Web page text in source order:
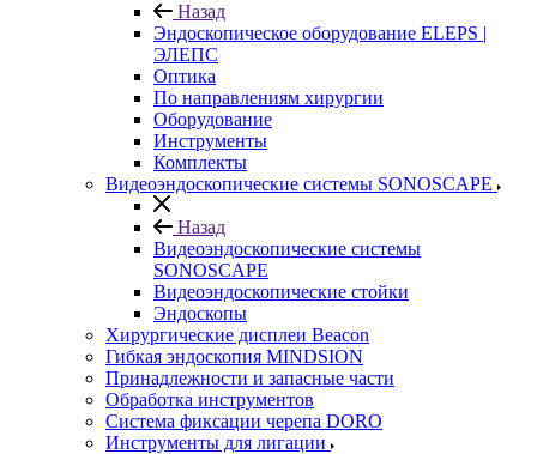
Назад
Эндоскопическое оборудование ELEPS |
ЭЛЕПС
Оптика
По направлениям хирургии
Оборудование
Инструменты
Комплекты
Видеоэндоскопические системы SONOSCAPE
Назад
Видеоэндоскопические системы
SONOSCAPE
Видеоэндоскопические стойки
Эндоскопы
Хирургические дисплеи Beacon
Гибкая эндоскопия MINDSION
Принадлежности и запасные части
Обработка инструментов
Система фиксации черепа DORO
Инструменты для лигации